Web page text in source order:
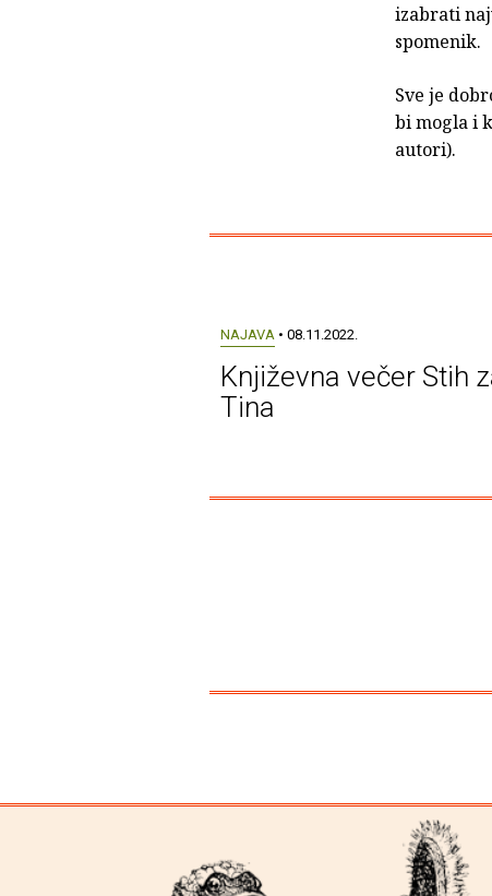
izabrati
spomenik.
Sve je
bi mogla i
autori).
NAJAVA • 08.11.2022.
Književna večer Stih
Tina